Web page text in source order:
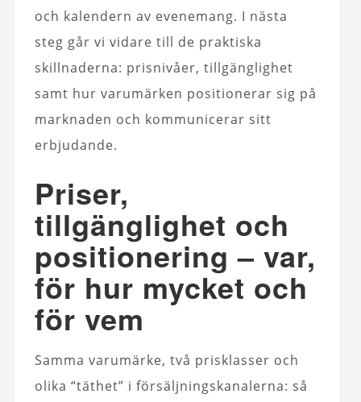
och kalendern av evenemang. I nästa
steg går vi vidare till de praktiska
skillnaderna: prisnivåer, tillgänglighet
samt hur varumärken positionerar sig på
marknaden och kommunicerar sitt
erbjudande.
Priser,
tillgänglighet och
positionering – var,
för hur mycket och
för vem
Samma varumärke, två prisklasser och
olika “täthet” i försäljningskanalerna: så